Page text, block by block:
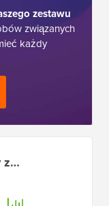
zestawu
związanych
każdy
z…